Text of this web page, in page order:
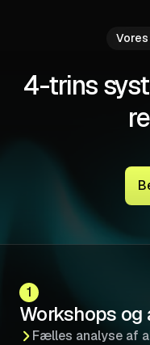
4-trins
1
Workshops og
Fælles analyse af